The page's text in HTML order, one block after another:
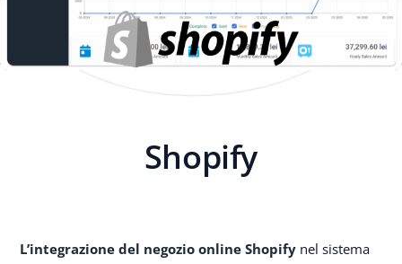
Shopify
L’integrazione del negozio online Shopify nel sistema